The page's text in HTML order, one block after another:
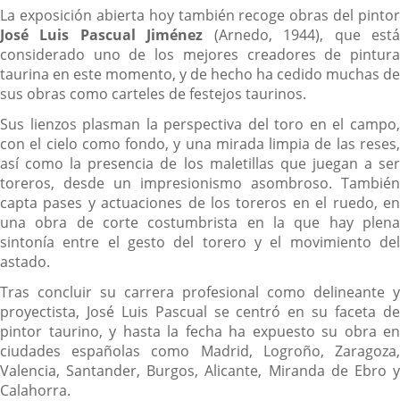
La exposición abierta hoy también recoge obras del pintor
José Luis Pascual Jiménez (Arnedo, 1944), que está
considerado uno de los mejores creadores de pintura
taurina en este momento, y de hecho ha cedido muchas de
sus obras como carteles de festejos taurinos.
Sus lienzos plasman la perspectiva del toro en el campo,
con el cielo como fondo, y una mirada limpia de las reses,
así como la presencia de los maletillas que juegan a ser
toreros, desde un impresionismo asombroso. También
capta pases y actuaciones de los toreros en el ruedo, en
una obra de corte costumbrista en la que hay plena
sintonía entre el gesto del torero y el movimiento del
astado.
Tras concluir su carrera profesional como delineante y
proyectista, José Luis Pascual se centró en su faceta de
pintor taurino, y hasta la fecha ha expuesto su obra en
ciudades españolas como Madrid, Logroño, Zaragoza,
Valencia, Santander, Burgos, Alicante, Miranda de Ebro y
Calahorra.